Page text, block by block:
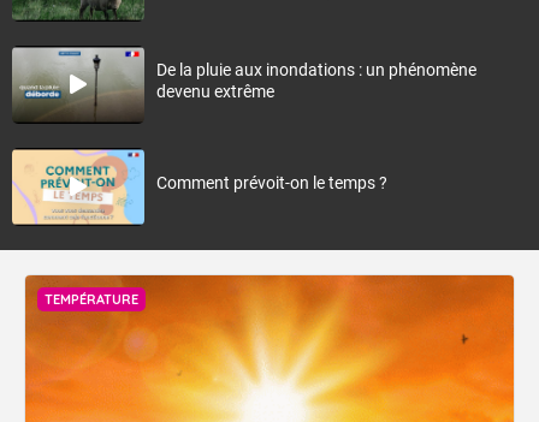
De la pluie aux inondations : un phénomène
devenu extrême
Comment prévoit-on le temps ?
TEMPÉRATURE